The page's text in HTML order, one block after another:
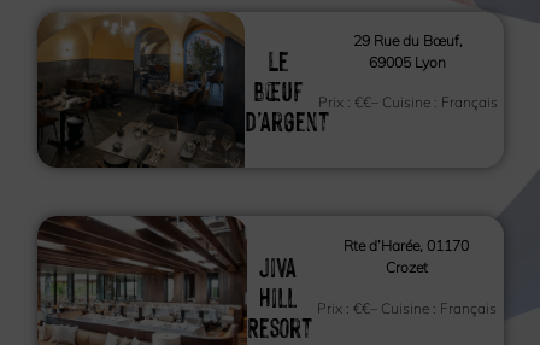
Le
bœuf
d’argent
29 Rue du Bœuf,
69005 Lyon
Prix : €€– Cuisine : Français
Jiva
Hill
Resort
Rte d’Harée, 01170
Crozet
Prix : €€– Cuisine : Français